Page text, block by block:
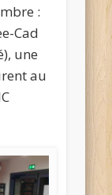
:
Cad
une
au